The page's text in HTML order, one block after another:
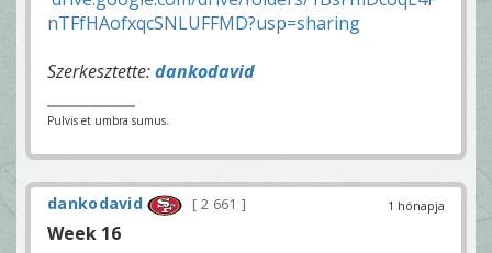
nTFfHAofxqcSNLUFFMD?usp=sharing
Szerkesztette:dankodavid
Pulvis et umbra sumus.
1 hónapja
dankodavid 2 661
Week 16